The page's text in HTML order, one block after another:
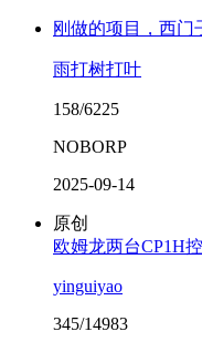
刚做的项目，西门
雨打树打叶
158/6225
NOBORP
2025-09-14
原创
欧姆龙两台CP1H
yinguiyao
345/14983